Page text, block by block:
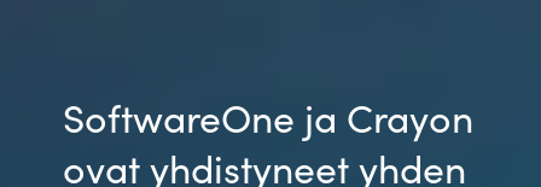
SoftwareOne ja Crayon
ovat yhdistyneet yhden